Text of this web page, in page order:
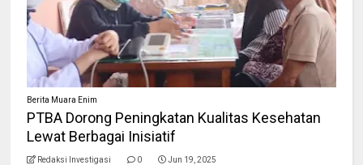
Berita Muara Enim
PTBA Dorong Peningkatan Kualitas Kesehatan
Lewat Berbagai Inisiatif
Redaksi Investigasi 0 Jun 19, 2025